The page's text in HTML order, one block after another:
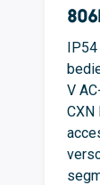
V
CXN